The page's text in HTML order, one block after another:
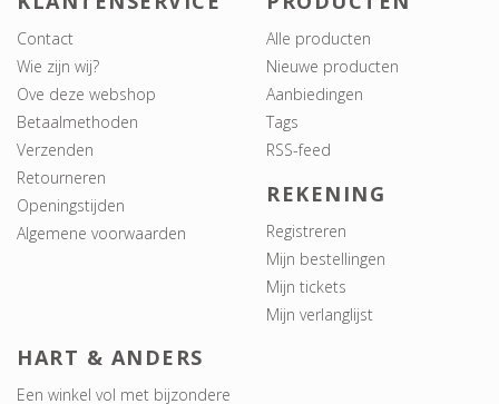
Contact
Wie zijn wij?
Ove deze webshop
Betaalmethoden
Verzenden
Retourneren
Openingstijden
Algemene voorwaarden
Alle producten
Nieuwe producten
Aanbiedingen
Tags
RSS-feed
REKENING
Registreren
Mijn bestellingen
Mijn tickets
Mijn verlanglijst
HART & ANDERS
Een winkel vol met bijzondere